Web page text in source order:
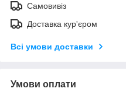
Самовивіз
Доставка кур'єром
Всі умови доставки
Умови оплати